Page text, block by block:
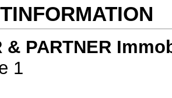
& PARTNER
1